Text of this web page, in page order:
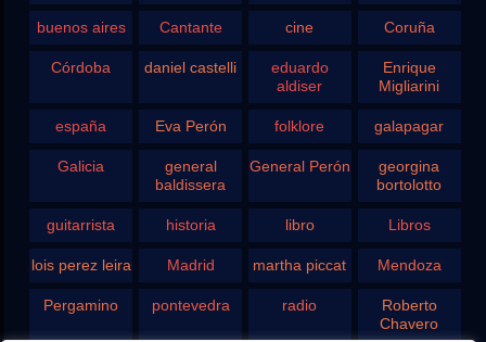
buenos aires Cantante cine Coruña
Córdoba daniel castelli
eduardo
aldiser
Enrique
Migliarini
españa Eva Perón folklore galapagar
Galicia
general
baldissera
General Perón
georgina
bortolotto
guitarrista historia libro Libros
lois perez leira Madrid martha piccat Mendoza
Pergamino pontevedra radio
Roberto
Chavero